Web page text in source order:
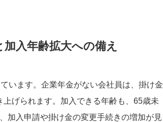
入年齢拡大への備え
います。企業年金がない会社員は、掛け金
げられます。加入できる年齢も、65歳未
加入申請や掛け金の変更手続きの増加が見